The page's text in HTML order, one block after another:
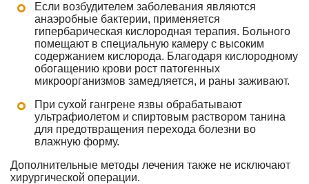
Если возбудителем заболевания являются
анаэробные бактерии, применяется
гипербарическая кислородная терапия. Больного
помещают в специальную камеру с высоким
содержанием кислорода. Благодаря кислородному
обогащению крови рост патогенных
микроорганизмов замедляется, и раны заживают.
При сухой гангрене язвы обрабатывают
ультрафиолетом и спиртовым раствором танина
для предотвращения перехода болезни во
влажную форму.
Дополнительные методы лечения также не исключают
хирургической операции.